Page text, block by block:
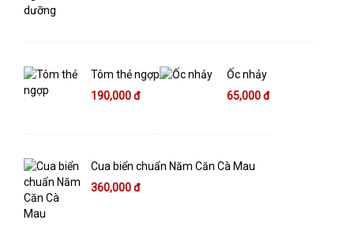
Tôm thẻ ngợp
190,000 đ
Ốc nhảy
65,000 đ
Cua biển chuẩn Năm Căn Cà Mau
360,000 đ